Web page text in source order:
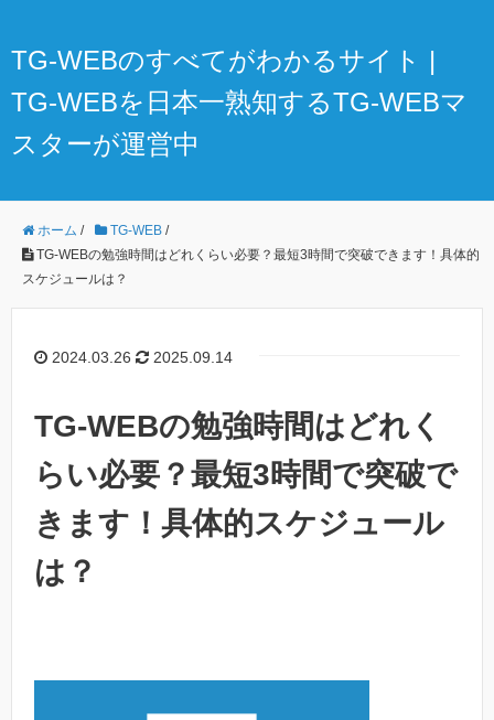
TG-WEBのすべてがわかるサイト |
TG-WEBを日本一熟知するTG-WEBマ
スターが運営中
ホーム / TG-WEB /
TG-WEBの勉強時間はどれくらい必要？最短3時間で突破できます！具体的
スケジュールは？
2024.03.26 2025.09.14
TG-WEBの勉強時間はどれく
らい必要？最短3時間で突破で
きます！具体的スケジュール
は？